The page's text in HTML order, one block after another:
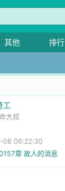
其他 排行
工
大叔
08 06:22:30
章 故人的消息